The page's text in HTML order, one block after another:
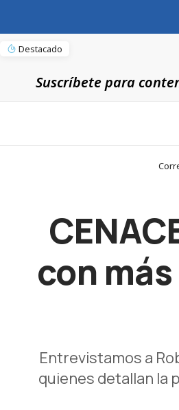
Destacado
Suscríbete para
con
Entrevistamos a
quienes detallan la